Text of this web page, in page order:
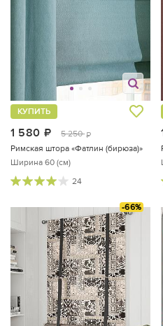
1 580 руб.
5 250 руб.
КУПИТЬ
Римская штора «Фатлин (бирюза)»
Ширина 60 (см)
24
-66%